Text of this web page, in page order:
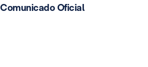
Comunicado Oficial